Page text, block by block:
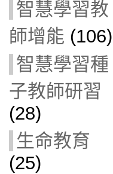
智慧學習教
師增能 (106)
智慧學習種
子教師研習
(28)
生命教育
(25)